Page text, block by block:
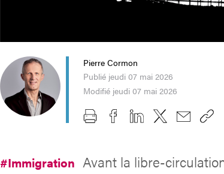
Pierre Cormon
Publié jeudi 07 mai 2026
Modifié jeudi 07 mai 2026
#Immigration Avant la libre-